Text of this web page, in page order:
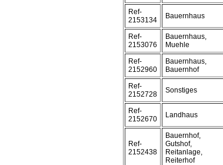
Ref-
2153134
Bauernhaus
Ref-
2153076
Bauernhaus,
Muehle
Ref-
2152960
Bauernhaus,
Bauernhof
Ref-
2152728
Sonstiges
Ref-
2152670
Landhaus
Ref-
2152438
Bauernhof,
Gutshof,
Reitanlage,
Reiterhof